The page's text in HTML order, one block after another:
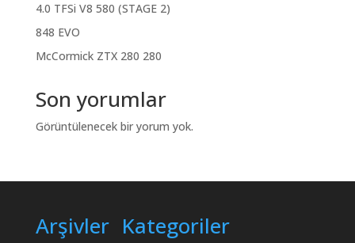
4.0 TFSi V8 580 (STAGE 2)
848 EVO
McCormick ZTX 280 280
Son yorumlar
Görüntülenecek bir yorum yok.
Arşivler Kategoriler